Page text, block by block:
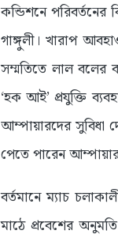
কন্ডিশনে
গাঙ্গুলী। খারাপ
সম্মতিতে লাল বলের
‘হক আই’ প্রযুক্তি
আম্পায়ারদের সুবিধা
পেতে পারেন
বর্তমানে ম্যাচ
মাঠে প্রবেশের